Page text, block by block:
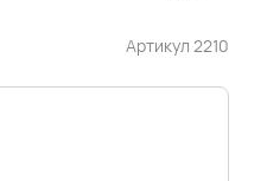
Артикул 2210